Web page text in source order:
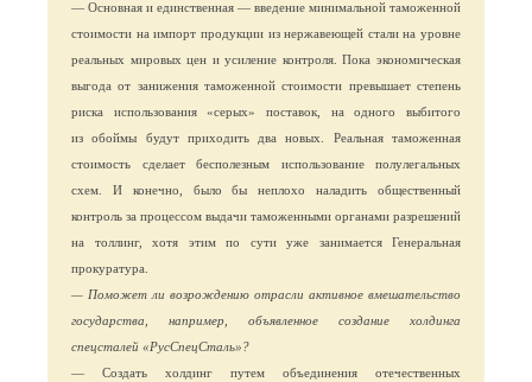
— Основная и единственная — введение минимальной таможенной
стоимости на импорт продукции из нержавеющей стали на уровне
реальных мировых цен и усиление контроля. Пока экономическая
выгода от занижения таможенной стоимости превышает степень
риска использования «серых» поставок, на одного выбитого
из обоймы будут приходить два новых. Реальная таможенная
стоимость сделает бесполезным использование полулегальных
схем. И конечно, было бы неплохо наладить общественный
контроль за процессом выдачи таможенными органами разрешений
на толлинг, хотя этим по сути уже занимается Генеральная
прокуратура.
— Поможет ли возрождению отрасли активное вмешательство
государства, например, объявленное создание холдинга
спецсталей «РусСпецСталь»?
— Создать холдинг путем объединения отечественных